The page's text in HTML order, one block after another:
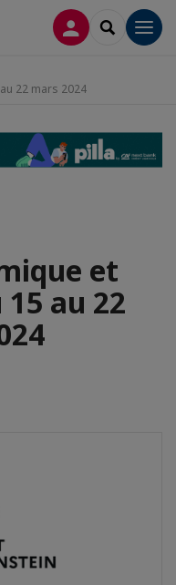
CONNEXION
22 mars 2024
et
au 22